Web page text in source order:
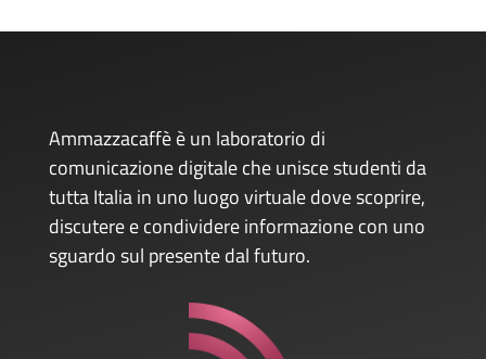
Ammazzacaffè è un laboratorio di
comunicazione digitale che unisce studenti da
tutta Italia in uno luogo virtuale dove scoprire,
discutere e condividere informazione con uno
sguardo sul presente dal futuro.